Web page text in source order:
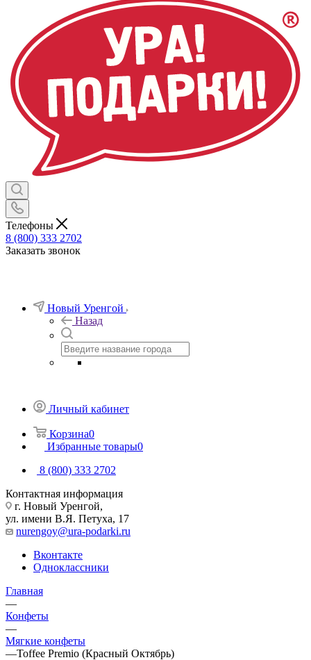
Телефоны
8 (800) 333 2702
Заказать звонок
Новый Уренгой
Назад
Личный кабинет
Корзина0
Избранные товары0
8 (800) 333 2702
Контактная информация
г. Новый Уренгой,
ул. имени В.Я. Петуха, 17
nurengoy@ura-podarki.ru
Вконтакте
Одноклассники
Главная
—
Конфеты
—
Мягкие конфеты
—Toffee Premio (Красный Октябрь)